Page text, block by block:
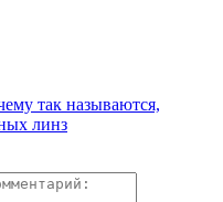
так называются,
линз